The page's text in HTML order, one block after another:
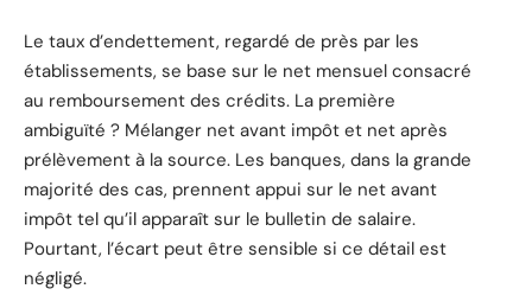
Le taux d’endettement, regardé de près par les
établissements, se base sur le net mensuel consacré
au remboursement des crédits. La première
ambiguïté ? Mélanger net avant impôt et net après
prélèvement à la source. Les banques, dans la grande
majorité des cas, prennent appui sur le net avant
impôt tel qu’il apparaît sur le bulletin de salaire.
Pourtant, l’écart peut être sensible si ce détail est
négligé.